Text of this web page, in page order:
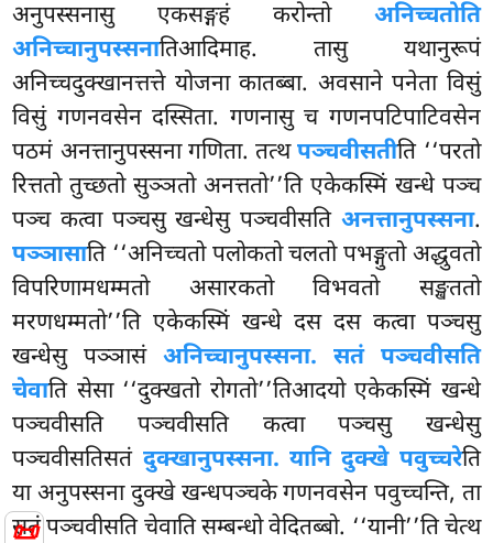
📜
अनुपस्सनासु एकसङ्गहं करोन्तो अनिच्चतोति
अनिच्चानुपस्सनातिआदिमाह. तासु यथानुरूपं
अनिच्चदुक्खानत्तत्ते योजना कातब्बा. अवसाने पनेता विसुं
विसुं गणनवसेन दस्सिता. गणनासु च गणनपटिपाटिवसेन
पठमं अनत्तानुपस्सना गणिता. तत्थपञ्चवीसतीति ‘‘परतो
रित्ततो तुच्छतो सुञ्ञतो अनत्ततो’’ति एकेकस्मिं खन्धे पञ्च
पञ्च कत्वा पञ्चसु खन्धेसु पञ्चवीसति अनत्तानुपस्सना.
पञ्ञासाति ‘‘अनिच्चतो पलोकतो चलतो पभङ्गुतो अद्धुवतो
विपरिणामधम्मतो असारकतो विभवतो सङ्खततो
मरणधम्मतो’’ति एकेकस्मिं खन्धे दस दस कत्वा पञ्चसु
खन्धेसु पञ्ञासं अनिच्चानुपस्सना. सतं पञ्चवीसति
चेवाति सेसा ‘‘दुक्खतो रोगतो’’तिआदयोएकेकस्मिं खन्धे
पञ्चवीसति पञ्चवीसति कत्वा पञ्चसु खन्धेसु
पञ्चवीसतिसतं दुक्खानुपस्सना. यानि दुक्खे पवुच्चरेति
या अनुपस्सना दुक्खे खन्धपञ्चके गणनवसेन पवुच्चन्ति, ता
सतं पञ्चवीसति चेवाति सम्बन्धो वेदितब्बो. ‘‘यानी’’ति चेत्थ